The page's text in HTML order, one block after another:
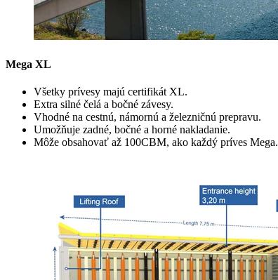
Mega XL
Všetky prívesy majú certifikát XL.
Extra silné čelá a bočné závesy.
Vhodné na cestnú, námornú a železničnú prepravu.
Umožňuje zadné, bočné a horné nakladanie.
Môže obsahovať až 100CBM, ako každý príves Mega.